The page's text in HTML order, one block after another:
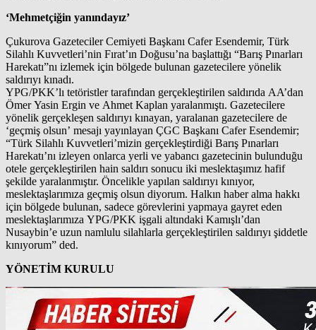
‘Mehmetçiğin yanındayız’
Çukurova Gazeteciler Cemiyeti Başkanı Cafer Esendemir, Türk
Silahlı Kuvvetleri’nin Fırat’ın Doğusu’na başlattığı “Barış Pınarları
Harekatı”nı izlemek için bölgede bulunan gazetecilere yönelik
saldırıyı kınadı.
YPG/PKK’lı tetöristler tarafından gerçekleştirilen saldırıda AA’dan
Ömer Yasin Ergin ve Ahmet Kaplan yaralanmıştı. Gazetecilere
yönelik gerçekleşen saldırıyı kınayan, yaralanan gazetecilere de
‘geçmiş olsun’ mesajı yayınlayan ÇGC Başkanı Cafer Esendemir;
“Türk Silahlı Kuvvetleri’mizin gerçekleştirdiği Barış Pınarları
Harekatı’nı izleyen onlarca yerli ve yabancı gazetecinin bulunduğu
otele gerçekleştirilen hain saldırı sonucu iki meslektaşımız hafif
şekilde yaralanmıştır. Öncelikle yapılan saldırıyı kınıyor,
meslektaşlarımıza geçmiş olsun diyorum. Halkın haber alma hakkı
için bölgede bulunan, sadece görevlerini yapmaya gayret eden
meslektaşlarımıza YPG/PKK işgali altındaki Kamışlı’dan
Nusaybin’e uzun namlulu silahlarla gerçekleştirilen saldırıyı şiddetle
kınıyorum” ded.
YÖNETİM KURULU